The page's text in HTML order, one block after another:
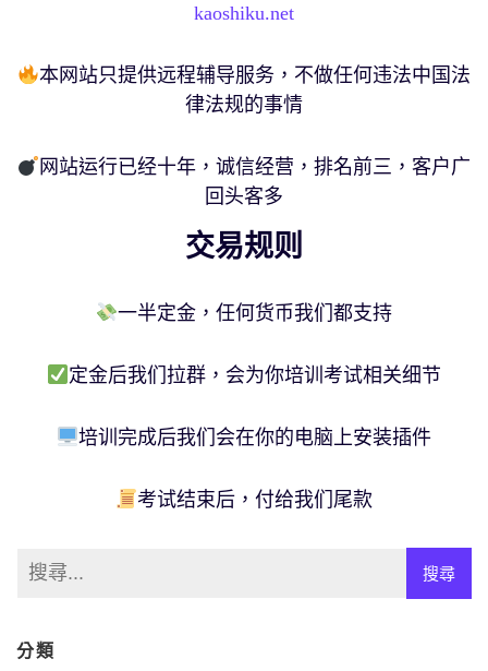
kaoshiku.net
本网站只提供远程辅导服务，不做任何违法中国法
律法规的事情
网站运行已经十年，诚信经营，排名前三，客户广
回头客多
交易规则
一半定金，任何货币我们都支持
定金后我们拉群，会为你培训考试相关细节
培训完成后我们会在你的电脑上安装插件
考试结束后，付给我们尾款
分類